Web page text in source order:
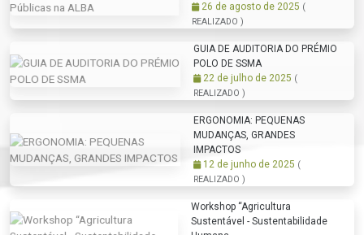
REALIZADO )
GUIA DE AUDITORIA DO PRÉMIO
POLO DE SSMA
22 de julho de 2025 (
REALIZADO )
ERGONOMIA: PEQUENAS
MUDANÇAS, GRANDES
IMPACTOS
12 de junho de 2025 (
REALIZADO )
Workshop “Agricultura
Sustentável - Sustentabilidade
Humana